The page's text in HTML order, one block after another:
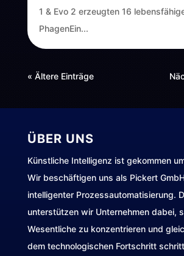
1 & Evo 2 erzeugten 16
PhagenEin...
« Ältere Einträge
ÜBER UNS
Künstliche Intelligenz ist gekommen
Wir beschäftigen uns als Pickert
intelligenter Prozessautomatisierung.
unterstützen wir Unternehmen dabei,
Wesentliche zu konzentrieren und
dem technologischen Fortschritt